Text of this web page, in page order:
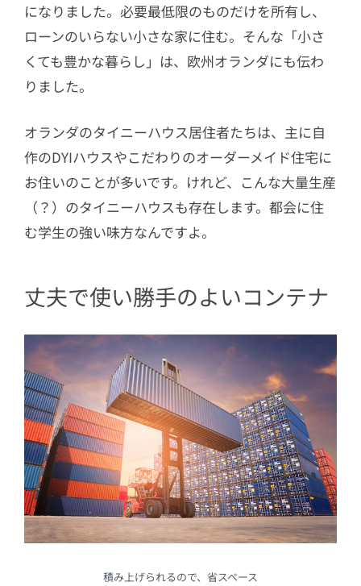
になりました。必要最低限のものだけを所有し、
ローンのいらない小さな家に住む。そんな「小さ
くても豊かな暮らし」は、欧州オランダにも伝わ
りました。
オランダのタイニーハウス居住者たちは、主に自
作のDYIハウスやこだわりのオーダーメイド住宅に
お住いのことが多いです。けれど、こんな大量生産
（？）のタイニーハウスも存在します。都会に住
む学生の強い味方なんですよ。
丈夫で使い勝手のよいコンテナ
積み上げられるので、省スペース